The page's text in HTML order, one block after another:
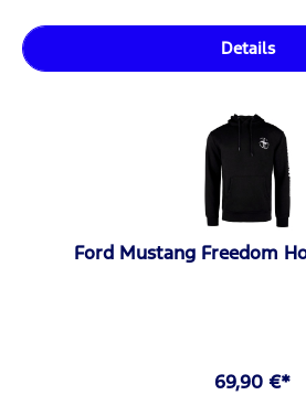
Details
Ford Mustang Freedom
69,90 €*